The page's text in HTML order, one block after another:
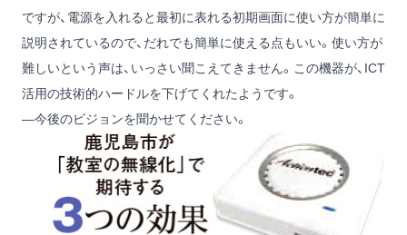
ですが、電源を入れると最初に表れる初期画面に使い方が簡単に
説明されているので、だれでも簡単に使える点もいい。使い方が
難しいという声は、いっさい聞こえてきません。この機器が、ICT
活用の技術的ハードルを下げてくれたようです。
―今後のビジョンを聞かせてください。